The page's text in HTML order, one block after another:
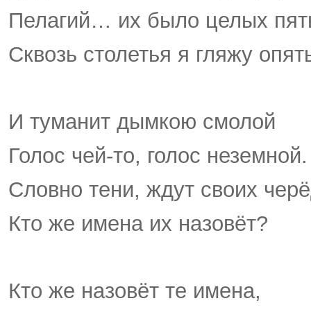
Пелагий… их было целых
Сквозь столетья я гляжу
И туманит дымкою смолой
Голос чей-то, голос неземной.
Словно тени, ждут своих
Кто же имена их назовёт?
Кто же назовёт те имена,